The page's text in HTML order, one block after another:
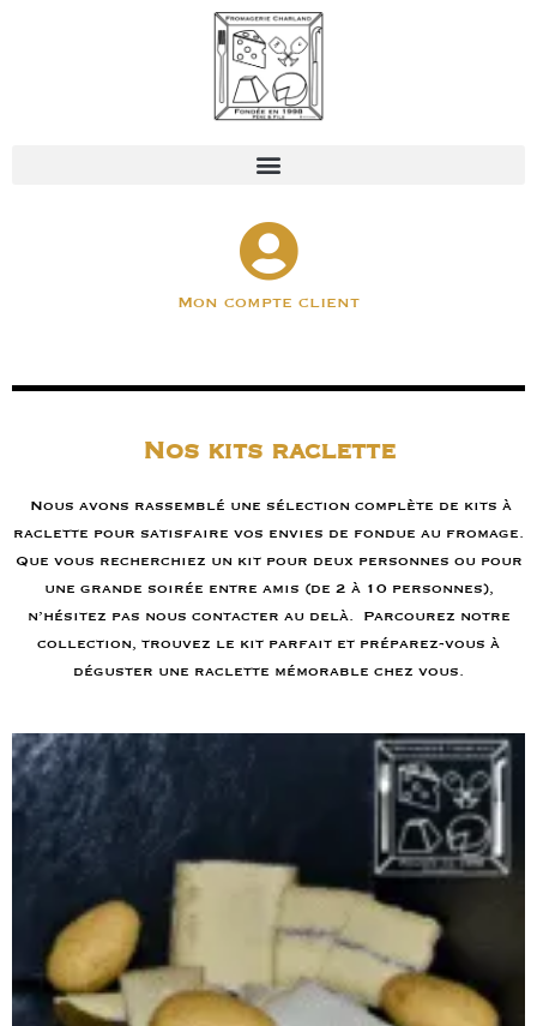
Mon compte client
Nos kits raclette
Nous avons rassemblé une sélection complète de kits à
raclette pour satisfaire vos envies de fondue au fromage.
Que vous recherchiez un kit pour deux personnes ou pour
une grande soirée entre amis (de 2 à 10 personnes),
n’hésitez pas nous contacter au delà. Parcourez notre
collection, trouvez le kit parfait et préparez-vous à
déguster une raclette mémorable chez vous.